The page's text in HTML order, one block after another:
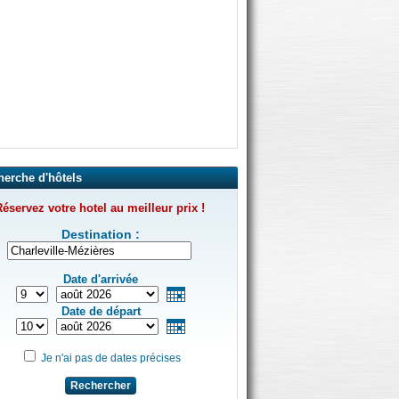
d'hôtels
votre hotel au meilleur prix !
Destination :
Date d'arrivée
Date de départ
Je n'ai pas de dates précises
Rechercher